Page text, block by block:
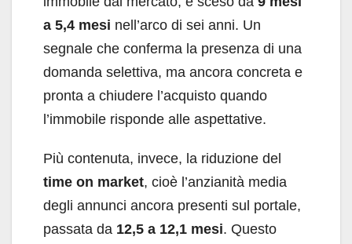
a 5,4 mesi nell’arco di sei anni. Un
segnale che conferma la presenza di una
domanda selettiva, ma ancora concreta e
pronta a chiudere l’acquisto quando
l’immobile risponde alle aspettative.
Più contenuta, invece, la riduzione del
time on market, cioè l’anzianità media
degli annunci ancora presenti sul portale,
passata da 12,5 a 12,1 mesi. Questo